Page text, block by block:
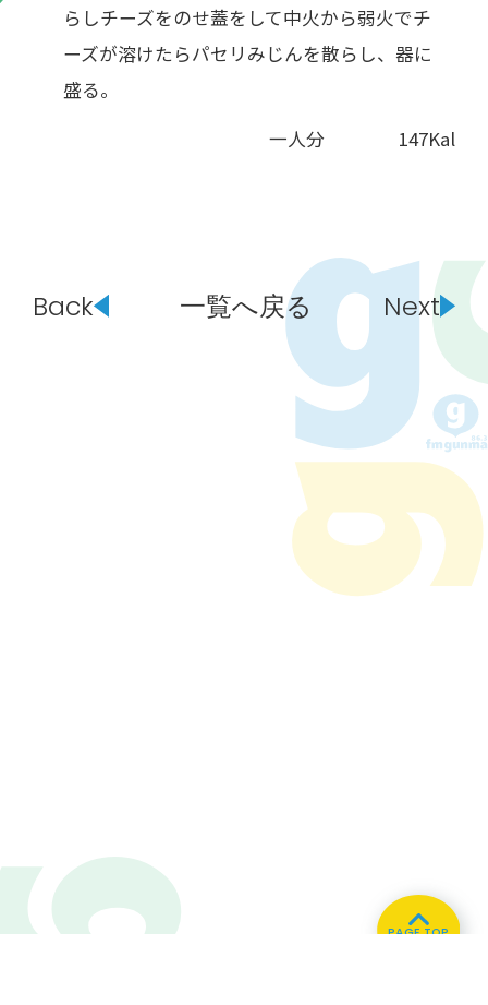
らしチーズをのせ蓋をして中火から弱火でチ
ーズが溶けたらパセリみじんを散らし、器に
盛る。
一人分 147Kal
Back 一覧へ戻る Next
PAGE TOP